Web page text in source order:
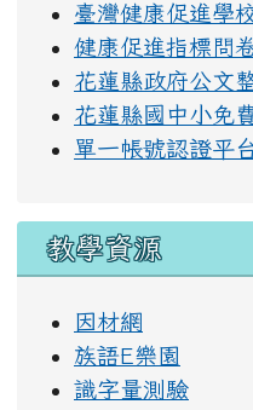
臺灣健康促進學
健康促進指標問
花蓮縣政府公文
花蓮縣國中小免
單一帳號認證平
教學資源
因材網
族語E樂園
識字量測驗